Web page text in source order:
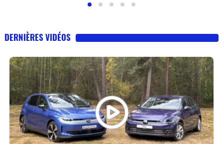
DERNIÈRES VIDÉOS